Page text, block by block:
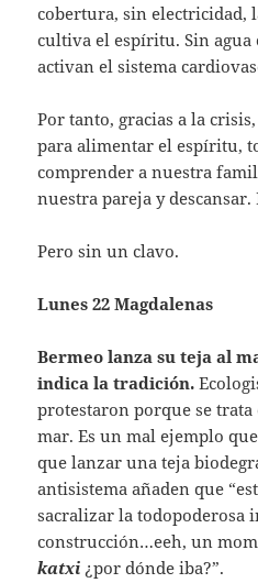
cobertura, sin electricidad,
cultiva el espíritu. Sin agua
activan el sistema
Por tanto, gracias a la
para alimentar el espíritu,
comprender a nuestra
nuestra pareja y descansar.
Pero sin un clavo.
Lunes 22 Magdalenas
Bermeo lanza su teja al
indica la tradición.
protestaron porque se
mar. Es un mal ejemplo
que lanzar una teja
antisistema añaden que
sacralizar la todopoderosa
construcción…eeh, un
katxi ¿por dónde iba?”.